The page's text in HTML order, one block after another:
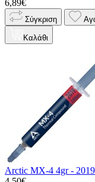
6,89€
Σύγκριση
Καλάθι
Arctic MX-4 4gr -